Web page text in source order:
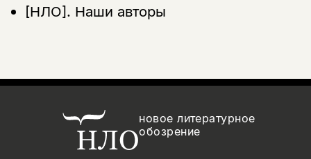
[НЛО]. Наши авторы
новое литературное
обозрение